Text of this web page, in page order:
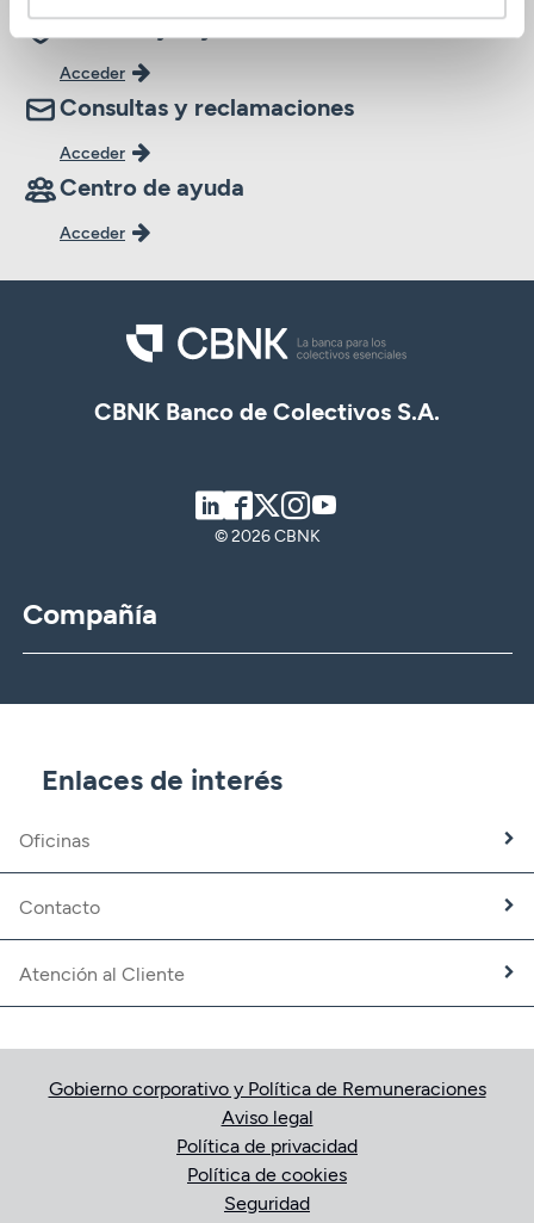
Oficinas y cajeros
Acceder
Consultas y reclamaciones
Acceder
Centro de ayuda
Acceder
CBNK Banco de Colectivos S.A.
LinkedIn
Facebook
TwitterInstagram
© 2026 CBNK
Compañía
CBNK Gestión de Activos
Banca Partner
Trabaja con nosotros
Fundación CBNK
Enlaces de interés
Oficinas
Contacto
Atención al Cliente
Gobierno corporativo y Política de Remuneraciones
Aviso legal
Política de privacidad
Política de cookies
Seguridad